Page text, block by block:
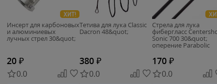
ХИТ!
Инсерт для карбоновых
и алюминиевых
лучных стрел 30&quot;
20 ₽
0.0
Тетива для лука Classic
Dacron 48&quot;
380 ₽
0.0
Стрела для лука
фибергласс
Sonic 700 30&quot;
оперение Parabolic
3&quot;
170 ₽
0.0